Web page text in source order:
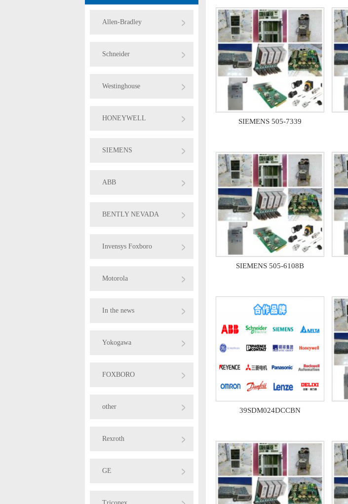
Allen-Bradley
Schneider
Westinghouse
HONEYWELL
SIEMENS
ABB
BENTLY NEVADA
Invensys Foxboro
Motorola
In the news
Yokogawa
FOXBORO
other
Rexroth
GE
SIEMENS 505-7339
SIEMENS 505-6108B
39SDM024DCCBN